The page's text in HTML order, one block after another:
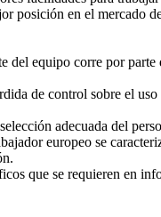
posición en el mercado
equipo corre por
de control sobre el
adecuada del
europeo se
que se requieren en